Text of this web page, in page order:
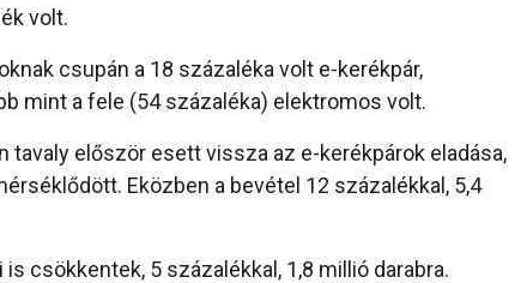
volt.
csupán a 18 százaléka volt e-kerékpár,
mint a fele (54 százaléka) elektromos volt.
először esett vissza az e-kerékpárok eladása,
Eközben a bevétel 12 százalékkal, 5,4
csökkentek, 5 százalékkal, 1,8 millió darabra.